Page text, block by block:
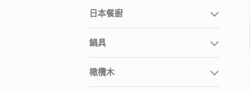
日本餐廚
鍋具
橄欖木